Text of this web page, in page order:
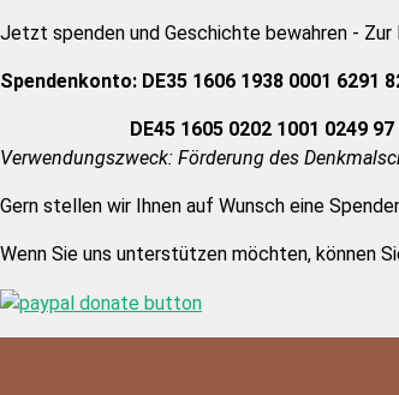
Jetzt spenden und Geschichte bewahren -
Spendenkonto: DE35 1606 1938 0001 6291
DE45 1605 0202 1001 0249
Verwendungszweck: Förderung des
Gern stellen wir Ihnen auf Wunsch eine
Wenn Sie uns unterstützen möchten, können